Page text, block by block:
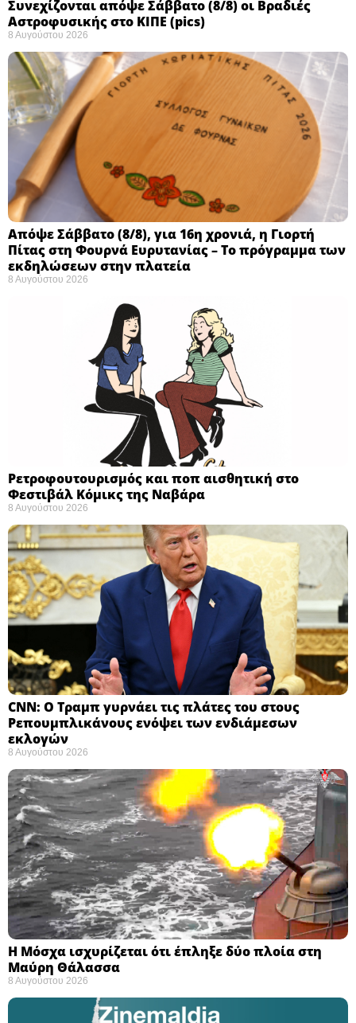
Συνεχίζονται απόψε Σάββατο (8/8) οι Βραδιές
Αστροφυσικής στο ΚΙΠΕ (pics)
8 Αυγούστου 2026
Απόψε Σάββατο (8/8), για 16η χρονιά, η Γιορτή
Πίτας στη Φουρνά Ευρυτανίας – Το πρόγραμμα των
εκδηλώσεων στην πλατεία
8 Αυγούστου 2026
Ρετροφουτουρισμός και ποπ αισθητική στο
Φεστιβάλ Κόμικς της Ναβάρα ​
8 Αυγούστου 2026
CNN: Ο Τραμπ γυρνάει τις πλάτες του στους
Ρεπουμπλικάνους ενόψει των ενδιάμεσων
εκλογών ​
8 Αυγούστου 2026
Η Μόσχα ισχυρίζεται ότι έπληξε δύο πλοία στη
Μαύρη Θάλασσα ​
8 Αυγούστου 2026